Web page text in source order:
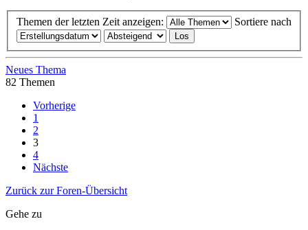
Themen der letzten Zeit anzeigen: Sortiere nach
Neues Thema
82 Themen
Vorherige
1
2
3
4
Nächste
Zurück zur Foren-Übersicht
Gehe zu